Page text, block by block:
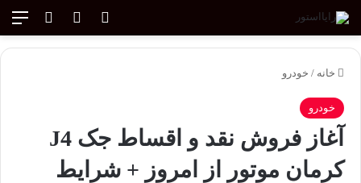
جستجو
تغییر پوسته ورود
خانه / خودرو
خودرو
آغاز فروش نقد و اقساط جک J4
کرمان موتور از امروز + شرایط